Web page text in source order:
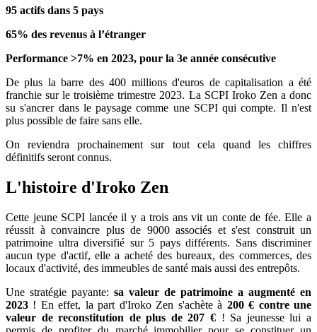
95 actifs dans 5 pays
65% des revenus à l’étranger
Performance >7% en 2023, pour la 3e année consécutive
De plus la barre des 400 millions d'euros de capitalisation a été
franchie sur le troisième trimestre 2023. La SCPI Iroko Zen a donc
su s'ancrer dans le paysage comme une SCPI qui compte. Il n'est
plus possible de faire sans elle.
On reviendra prochainement sur tout cela quand les chiffres
définitifs seront connus.
L'histoire d'Iroko Zen
Cette jeune SCPI lancée il y a trois ans vit un conte de fée. Elle a
réussit à convaincre plus de 9000 associés et s'est construit un
patrimoine ultra diversifié sur 5 pays différents. Sans discriminer
aucun type d'actif, elle a acheté des bureaux, des commerces, des
locaux d'activité, des immeubles de santé mais aussi des entrepôts.
Une stratégie payante: sa valeur de patrimoine a augmenté en
2023 ! En effet, la part d'Iroko Zen s'achète à 200 € contre une
valeur de reconstitution de plus de 207 € ! Sa jeunesse lui a